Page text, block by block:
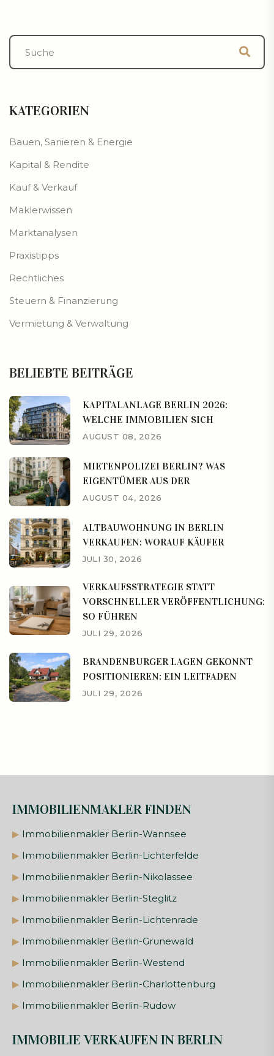
KATEGORIEN
Bauen, Sanieren & Energie
Kapital & Rendite
Kauf & Verkauf
Maklerwissen
Marktanalysen
Praxistipps
Rechtliches
Steuern & Finanzierung
Vermietung & Verwaltung
BELIEBTE BEITRÄGE
KAPITALANLAGE BERLIN 2026:
WELCHE IMMOBILIEN SICH
AUGUST 08, 2026
MIETENPOLIZEI BERLIN? WAS
EIGENTÜMER AUS DER
AUGUST 04, 2026
ALTBAUWOHNUNG IN BERLIN
VERKAUFEN: WORAUF KÄUFER
JULI 30, 2026
VERKAUFSSTRATEGIE STATT
VORSCHNELLER VERÖFFENTLICHUNG:
SO FÜHREN
JULI 29, 2026
BRANDENBURGER LAGEN GEKONNT
POSITIONIEREN: EIN LEITFADEN
JULI 29, 2026
IMMOBILIENMAKLER FINDEN
▶ Immobilienmakler Berlin-Wannsee
▶ Immobilienmakler Berlin-Lichterfelde
▶ Immobilienmakler Berlin-Nikolassee
▶ Immobilienmakler Berlin-Steglitz
▶ Immobilienmakler Berlin-Lichtenrade
▶ Immobilienmakler Berlin-Grunewald
▶ Immobilienmakler Berlin-Westend
▶ Immobilienmakler Berlin-Charlottenburg
▶ Immobilienmakler Berlin-Rudow
IMMOBILIE VERKAUFEN IN BERLIN